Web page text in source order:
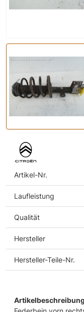
Artikel-Nr.
Laufleistung
Qualität
Hersteller
Hersteller-Teile-Nr.